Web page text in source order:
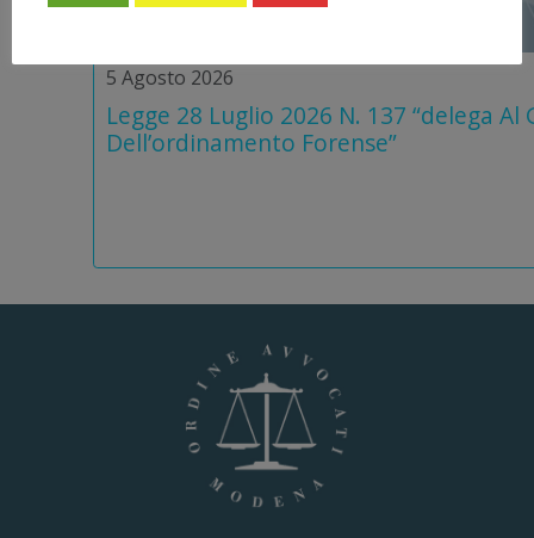
5 Agosto 2026
Legge 28 Luglio 2026 N. 137 “delega
Dell’ordinamento Forense”